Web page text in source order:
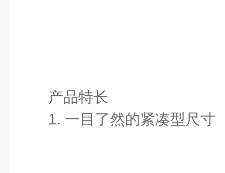
产品特长
1. 一目了然的紧凑型尺寸